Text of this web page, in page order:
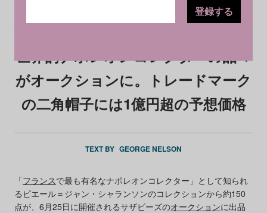
2025.05.26
世界的ナポレオンコレクターの品々
がオークションに。トレードマーク
の二角帽子には1億円超の予想価格
TEXT BY GEORGE NELSON
「フランスで最も有名なナポレオンコレクター」として知られ
るピエール＝ジャン・シャランソンのコレクションから約150
点が、6月25日に開催されるサザビーズのオークションに出品
登録する